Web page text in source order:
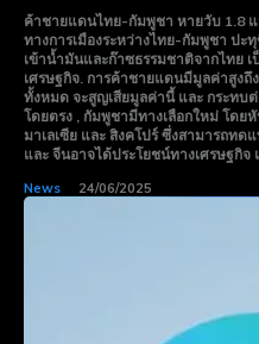
ค้าชายแดนไทย-กัมพูชา หายวับ 1.8
ทางการเมืองระหว่างไทย-กัมพูชา ปะ
เข้าน้ำมันและก๊าซธรรมชาติจากไทย
เศรษฐกิจ. การค้าชายแดนมีมูลค่าสูงถึง 1.8 แสนล้านบาท หากปิดด่านการค้า
ทั้งหมด จะสูญเสียมูลค่านี้ และ กระทบ
โดยตรง , กัมพูชามีทางเลือกใหม่ โดย
มาเลเซีย และ สิงคโปร์ ซึ่งสามารถทดแทนสิ
และ จีนอาจได้ประโยชน์ทางเศรษฐกิจ
News 24/06/2025